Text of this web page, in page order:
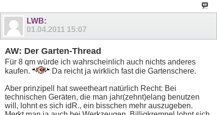
LWB:
01.04.2011 15:07
AW: Der Garten-Thread
Für 8 qm würde ich wahrscheinlich auch nichts anderes
kaufen.
Da reicht ja wirklich fast die Gartenschere.
Aber prinzipell hat sweetheart natürlich Recht: Bei
technischen Geräten, die man jahr(zehnt)elang benutzen
will, lohnt es sich idR., ein bisschen mehr auszugeben.